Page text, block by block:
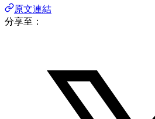
原文連結
分享至：